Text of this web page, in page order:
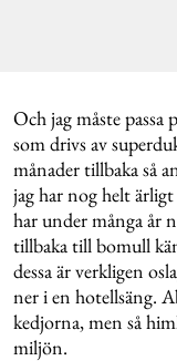
Och jag måste
som drivs av
månader tillbaka så
jag har nog helt
har under många år
tillbaka till bomull
dessa är verkligen
ner i en hotellsäng.
kedjorna, men så
miljön.